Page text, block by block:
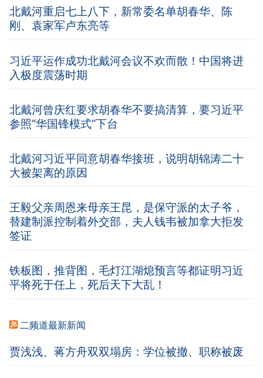
北戴河重启七上八下，新常委名单胡春华、陈
刚、袁家军卢东亮等
习近平运作成功北戴河会议不欢而散！中国将进
入极度震荡时期
北戴河曾庆红要求胡春华不要搞清算，要习近平
参照“华国锋模式”下台
北戴河习近平同意胡春华接班，说明胡锦涛二十
大被架离的原因
王毅父亲周恩来母亲王昆，是保守派的太子爷，
替建制派控制着外交部，夫人钱韦被加拿大拒发
签证
铁板图，推背图，毛灯江湖熄预言等都证明习近
平将死于任上，死后天下大乱！
二频道最新新闻
贾浅浅、蒋方舟双双塌房：学位被撤、职称被废